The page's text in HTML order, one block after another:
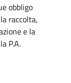
obbligo
raccolta,
e la
P.A.